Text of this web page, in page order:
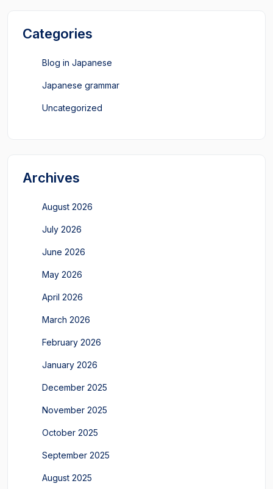
Categories
Blog in Japanese
Japanese grammar
Uncategorized
Archives
August 2026
July 2026
June 2026
May 2026
April 2026
March 2026
February 2026
January 2026
December 2025
November 2025
October 2025
September 2025
August 2025